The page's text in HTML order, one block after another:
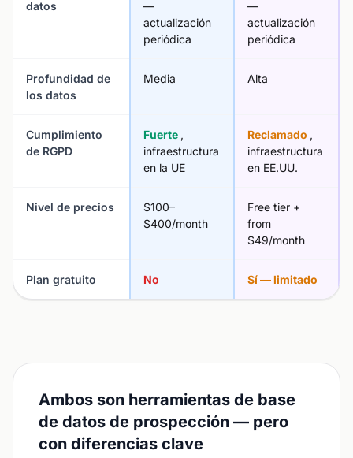
datos
—
actualización
periódica
—
actualización
periódica
Profundidad de
los datos
Media Alta
Cumplimiento
de RGPD
Fuerte ,
infraestructura
en la UE
Reclamado ,
infraestructura
en EE.UU.
Nivel de precios
$100–
$400/month
Free tier +
from
$49/month
Plan gratuito No Sí — limitado
Ambos son herramientas de base
de datos de prospección — pero
con diferencias clave